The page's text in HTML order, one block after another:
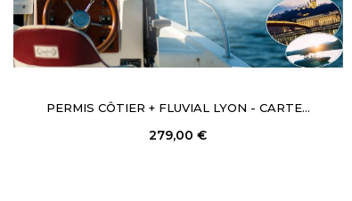
PERMIS CÔTIER + FLUVIAL LYON - CARTE...
279,00 €